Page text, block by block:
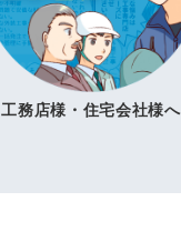
工務店様・住宅会社様へ